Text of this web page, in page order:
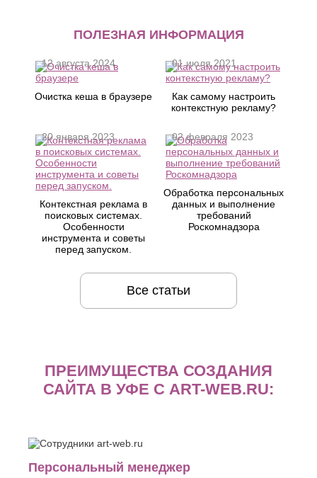
ПОЛЕЗНАЯ ИНФОРМАЦИЯ
Очистка кеша в браузере
12 августа 2024
Как самому настроить
контекстную рекламу?
01 июля 2021
Контекстная реклама в
поисковых системах.
Особенности
инструмента и советы
перед запуском.
20 января 2023
Обработка персональных
данных и выполнение
требований
Роскомнадзора
02 февраля 2023
Все статьи
ПРЕИМУЩЕСТВА СОЗДАНИЯ
САЙТА В УФЕ С ART-WEB.RU:
Персональный менеджер